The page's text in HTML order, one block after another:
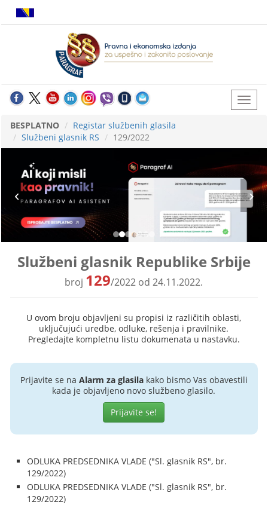
BESPLATNO
Registar službenih glasila
Službeni glasnik RS
129/2022
Službeni glasnik Republike Srbije
broj 129/2022 od 24.11.2022.
U ovom broju objavljeni su propisi iz različitih oblasti,
uključujući uredbe, odluke, rešenja i pravilnike.
Pregledajte kompletnu listu dokumenata u nastavku.
Prijavite se na Alarm za glasilakako bismo Vas obavestili
kada je objavljeno novo službeno glasilo.
Prijavite se!
ODLUKA PREDSEDNIKA VLADE ("Sl. glasnik RS", br.
129/2022)
ODLUKA PREDSEDNIKA VLADE ("Sl. glasnik RS", br.
129/2022)